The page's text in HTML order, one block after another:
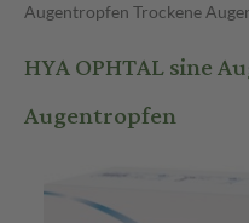
Augentropfen Trockene
HYA OPHTAL sine
Augentropfen